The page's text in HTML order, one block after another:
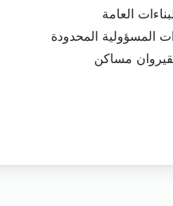
العامة
المسؤولية المحدودة
مساكن